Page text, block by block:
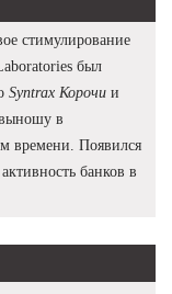
стимулирование
был
Syntrax Корочи и
в
времени. Появился
банков в